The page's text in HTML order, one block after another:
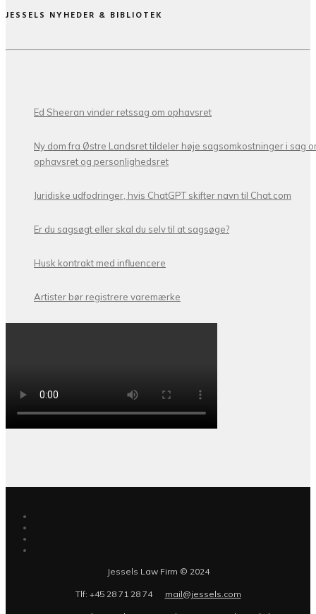
JESSELS NYHEDER & BIBLIOTEK
Ed Sheeran vinder retssag om ophavsret
Ny dom fra Østre Landsret tildeler høje sagsomkostninger i sag
ophavsret og personlighedsret
Juridiske udfodringer, hvis ChatGPT skifter navn til Chat.com
Er du sagsøgt eller skal du selv til at sagsøge?
Husk kontrakt med influencere
Artister bør registrere varemærke
Jessels Law Firm © 2024
Tlf: +45 28 71 28 74 mail@jessels.com